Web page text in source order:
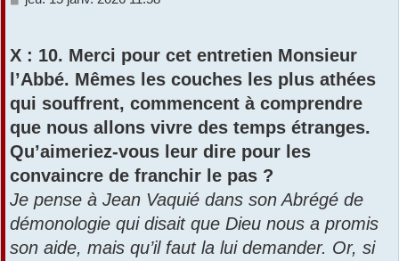
s
a
g
X : 10. Merci pour cet entretien Monsieur
l’Abbé. Mêmes les couches les plus athées
qui souffrent, commencent à comprendre
que nous allons vivre des temps étranges.
Qu’aimeriez-vous leur dire pour les
convaincre de franchir le pas ?
Je pense à Jean Vaquié dans son Abrégé de
démonologie qui disait que Dieu nous a promis
son aide, mais qu’il faut la lui demander. Or, si